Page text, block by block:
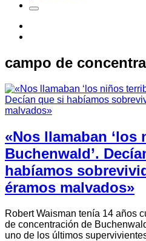
campo de
«Nos llamaban
Buchenwald’.
habíamos
éramos malvados»
Robert Waisman tenía 14 años
de concentración de
uno de los últimos